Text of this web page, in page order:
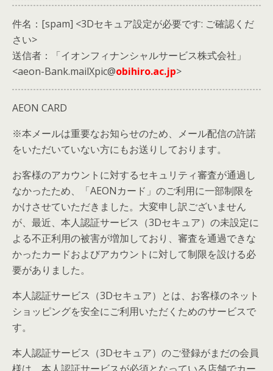
件名：[spam] <3Dセキュア設定が必要です: ご確認くだ
さい>
送信者：「イオンフィナンシャルサービス株式会社」
<aeon-Bank.mailXpic@obihiro.ac.jp>
AEON CARD
※本メールは重要なお知らせのため、メール配信の許諾
をいただいていない方にもお送りしております。
お客様のアカウントに対するセキュリティ審査が通過し
なかったため、「AEONカード」のご利用に一部制限を
かけさせていただきました。大変申し訳ございません
が、最近、本人認証サービス（3Dセキュア）の未設定に
よる不正利用の被害が増加しており、審査を通過できな
かったカードおよびアカウントに対して制限を設ける必
要がありました。
本人認証サービス（3Dセキュア）とは、お客様のネット
ショッピングを安全にご利用いただくためのサービスで
す。
本人認証サービス（3Dセキュア）のご登録がまだの会員
様は、本人認証サービスが必須となっている店舗でカー